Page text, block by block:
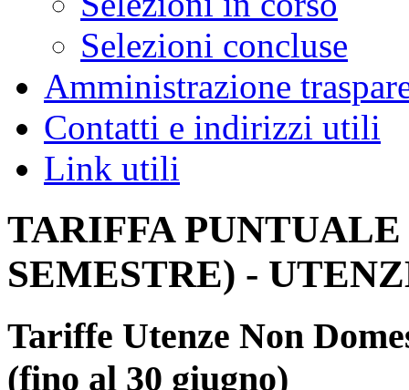
Selezioni concluse
Amministrazione
Contatti e indirizzi utili
Link utili
TARIFFA PUNTUALE
SEMESTRE) -
Tariffe Utenze Non
(fino al 30 giugno)